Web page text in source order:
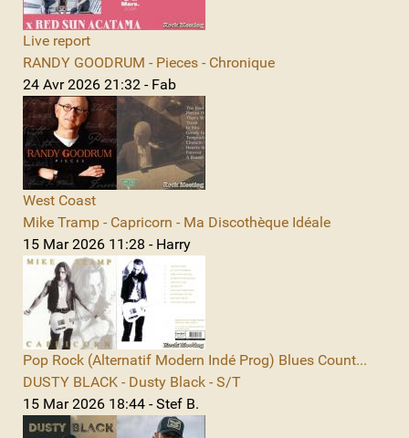
Live report
RANDY GOODRUM - Pieces - Chronique
24 Avr 2026 21:32 - Fab
West Coast
Mike Tramp - Capricorn - Ma Discothèque Idéale
15 Mar 2026 11:28 - Harry
Pop Rock (Alternatif Modern Indé Prog) Blues Count...
DUSTY BLACK - Dusty Black - S/T
15 Mar 2026 18:44 - Stef B.